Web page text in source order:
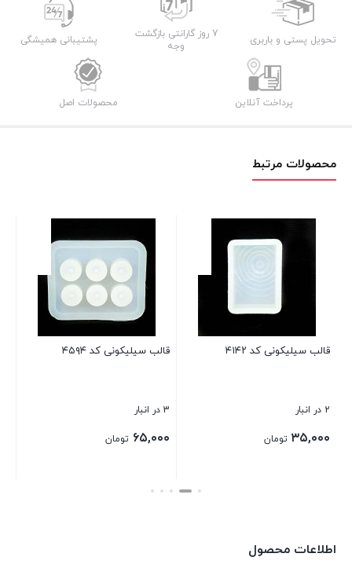
تحویل پستی و باربری
7 روز گارانتی بازگشت
وجه
پشتیبانی همیشگی
پرداخت آنلاین محصولات اصل
محصولات مرتبط
قالب سیلیکونی کد ۴۱۴۲
2 در انبار
۳۵,۰۰۰ تومان
قالب سیلیکونی کد ۴۵۹۴
3 در انبار
۶۵,۰۰۰ تومان
بستن
اطلاعات محصول